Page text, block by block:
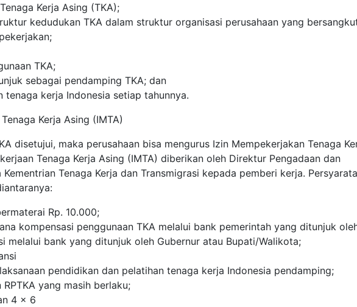
Kerja Asing (TKA);
kedudukan TKA dalam struktur organisasi perusahaan yang
TKA;
sebagai pendamping TKA; dan
tenaga kerja Indonesia setiap tahunnya.
Kerja Asing (IMTA)
disetujui, maka perusahaan bisa mengurus Izin Mempekerjakan Tenaga
Tenaga Kerja Asing (IMTA) diberikan oleh Direktur Pengadaan dan
Kementrian Tenaga Kerja dan Transmigrasi kepada pemberi kerja.
Rp. 10.000;
kompensasi penggunaan TKA melalui bank pemerintah yang ditunjuk
melalui bank yang ditunjuk oleh Gubernur atau Bupati/Walikota;
pendidikan dan pelatihan tenaga kerja Indonesia pendamping;
yang masih berlaku;
4 x 6